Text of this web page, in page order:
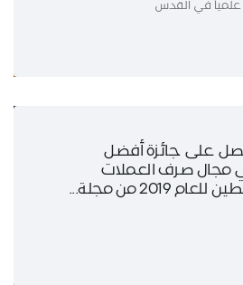
علمياً في القدس
على جائزة أفضل
مجال صرف العملات
2019 من مجلة...